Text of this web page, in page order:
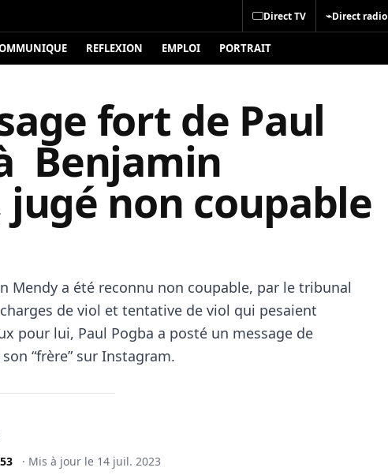
Direct TV ⌁Direct radio
REFLEXION EMPLOI PORTRAIT
fort de Paul
Benjamin
jugé non coupable
Mendy a été reconnu non coupable, par le tribunal
de viol et tentative de viol qui pesaient
pour lui, Paul Pogba a posté un message de
“frère” sur Instagram.
· Mis à jour le 14 juil. 2023